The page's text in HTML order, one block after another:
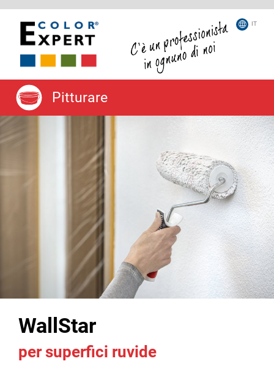
IT
Pitturare
WallStar
per superfici ruvide